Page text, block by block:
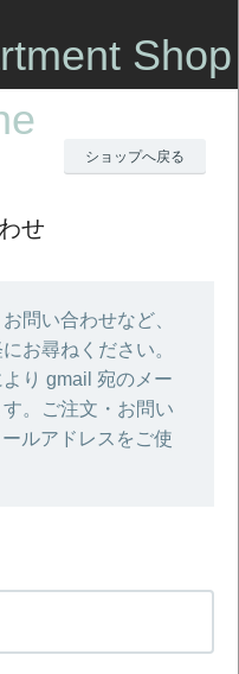
Shop
ショップへ戻る
せ
問い合わせなど、
お尋ねください。
り gmail 宛のメー
。ご注文・お問い
ルアドレスをご使